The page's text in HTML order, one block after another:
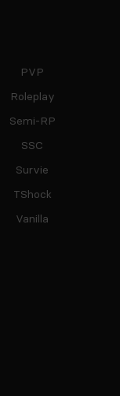
PVP
Roleplay
Semi-RP
SSC
Survie
TShock
Vanilla